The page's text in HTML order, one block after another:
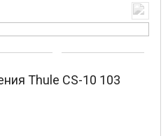
Thule CS-10 103